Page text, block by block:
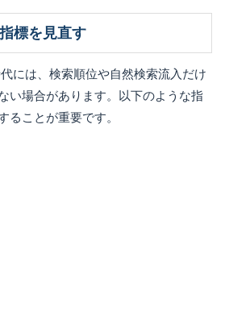
標を見直す
には、検索順位や自然検索流入だけ
い場合があります。以下のような指
ることが重要です。